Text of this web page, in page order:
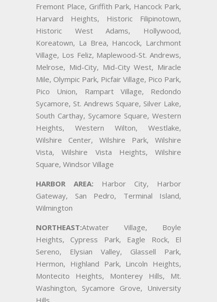
Fremont Place, Griffith Park, Hancock Park,
Harvard Heights, Historic Filipinotown,
Historic West Adams, Hollywood,
Koreatown, La Brea, Hancock, Larchmont
Village, Los Feliz, Maplewood-St. Andrews,
Melrose, Mid-City, Mid-City West, Miracle
Mile, Olympic Park, Picfair Village, Pico Park,
Pico Union, Rampart Village, Redondo
Sycamore, St. Andrews Square, Silver Lake,
South Carthay, Sycamore Square, Western
Heights, Western Wilton, Westlake,
Wilshire Center, Wilshire Park, Wilshire
Vista, Wilshire Vista Heights, Wilshire
Square, Windsor Village
HARBOR AREA: Harbor City, Harbor
Gateway, San Pedro, Terminal Island,
Wilmington
NORTHEAST:Atwater Village, Boyle
Heights, Cypress Park, Eagle Rock, El
Sereno, Elysian Valley, Glassell Park,
Hermon, Highland Park, Lincoln Heights,
Montecito Heights, Monterey Hills, Mt.
Washington, Sycamore Grove, University